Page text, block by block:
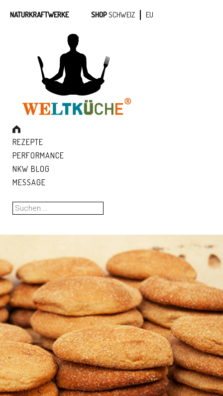
NATURKRAFTWERKE SHOPSCHWEIZ EU
REZEPTE
PERFORMANCE
NKW BLOG
MESSAGE
Suchen
nach: